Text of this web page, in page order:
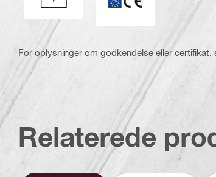
For oplysninger om godkendelse eller certifikat,
Relaterede